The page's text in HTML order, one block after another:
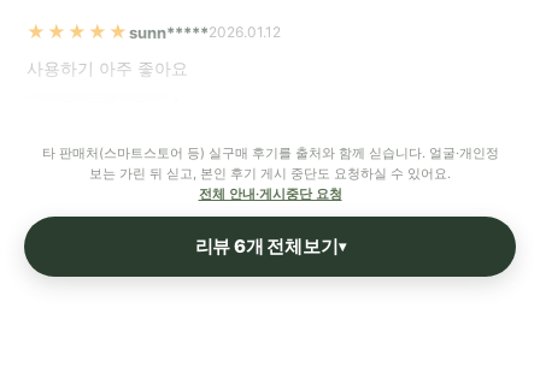
★★★★★sunn*****2026.01.12
사용하기 아주 좋아요
타 판매처(스마트스토어 등) 실구매 후기를 출처와 함께 싣습니다. 얼굴·개인정
보는 가린 뒤 싣고, 본인 후기 게시 중단도 요청하실 수 있어요.
전체 안내·게시중단 요청
리뷰 6개 전체보기▾